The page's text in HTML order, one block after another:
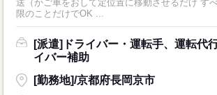
送（かご車をおして定位置に移動させるだけ す
限のことだけでOK ...
[派遣]ドライバー・運転手、運転代
イバー補助
[勤務地]/京都府長岡京市